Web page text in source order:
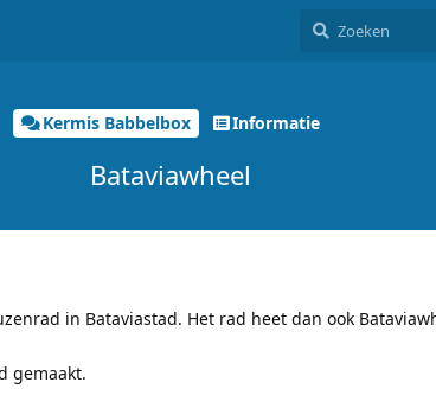
Kermis Babbelbox Informatie
Bataviawheel
in Bataviastad. Het rad heet dan ook
gemaakt.